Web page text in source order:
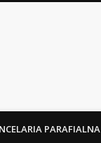
PARAFIALNA